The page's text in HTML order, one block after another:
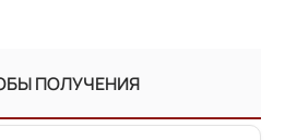
ПОЛУЧЕНИЯ